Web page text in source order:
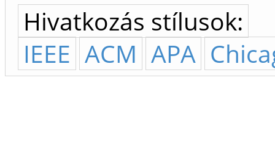
Hivatkozás stílusok:
IEEE ACM APA